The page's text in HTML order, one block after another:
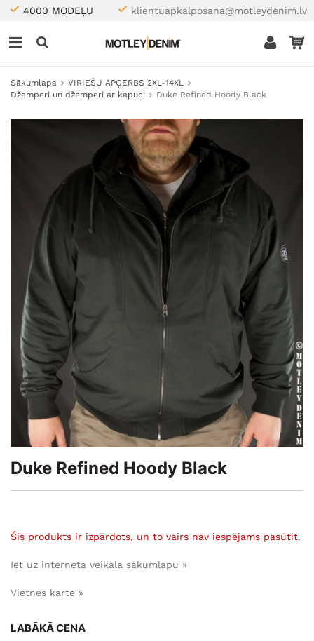
4000 MODEĻU klientuapkalposana@motleydenim.lv
Sākumlapa
VĪRIEŠU APĢĒRBS 2XL-14XL
Džemperi un džemperi ar kapuci
Duke Refined Hoody Black
Duke Refined Hoody Black
Šis produkts ir izpārdots, un to vairs nav iespējams pasūtīt.
Iet uz interneta veikala sākumlapu »
Vietnes karte »
LABĀKĀ CENA